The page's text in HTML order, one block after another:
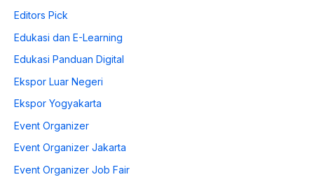
Editors Pick
Edukasi dan E-Learning
Edukasi Panduan Digital
Ekspor Luar Negeri
Ekspor Yogyakarta
Event Organizer
Event Organizer Jakarta
Event Organizer Job Fair